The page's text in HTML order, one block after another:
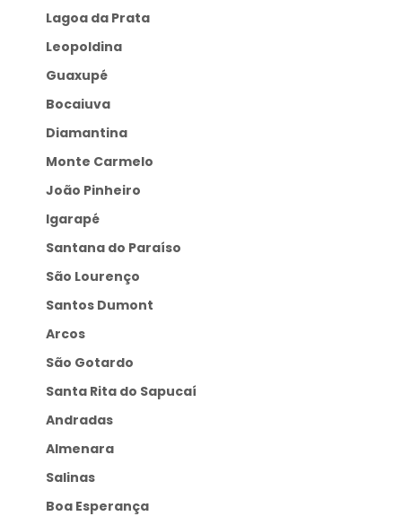
Lagoa da Prata
Leopoldina
Guaxupé
Bocaiuva
Diamantina
Monte Carmelo
João Pinheiro
Igarapé
Santana do Paraíso
São Lourenço
Santos Dumont
Arcos
São Gotardo
Santa Rita do Sapucaí
Andradas
Almenara
Salinas
Boa Esperança